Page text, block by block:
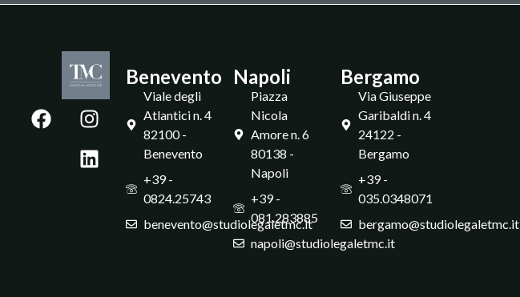
Benevento
Viale degli
Atlantici n. 4
82100 -
Benevento
+39 -
0824.25743
benevento@studiolegaletmc.it
Napoli
Piazza
Nicola
Amore n. 6
80138 -
Napoli
+39 -
081.283885
napoli@studiolegaletmc.it
Bergamo
Via Giuseppe
Garibaldi n. 4
24122 -
Bergamo
+39 -
035.0348071
bergamo@studiolegaletmc.it